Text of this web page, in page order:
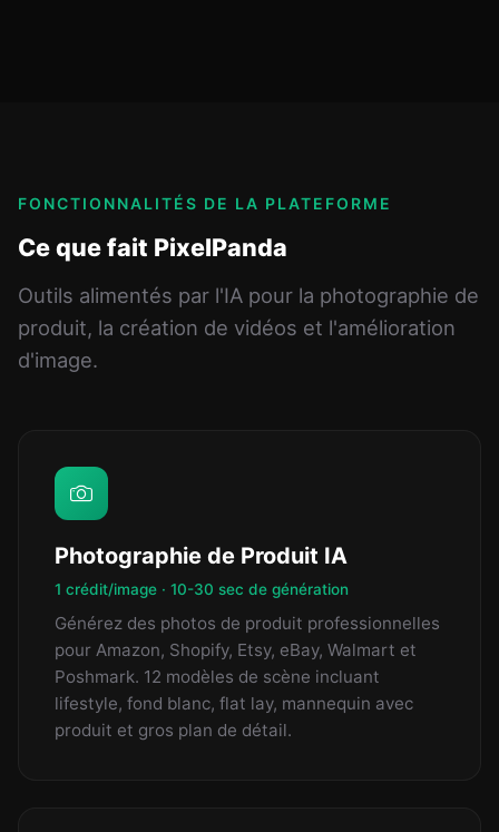
FONCTIONNALITÉS DE LA PLATEFORME
Ce que fait PixelPanda
Outils alimentés par l'IA pour la photographie de
produit, la création de vidéos et l'amélioration
d'image.
Photographie de Produit IA
1 crédit/image · 10-30 sec de génération
Générez des photos de produit professionnelles
pour Amazon, Shopify, Etsy, eBay, Walmart et
Poshmark. 12 modèles de scène incluant
lifestyle, fond blanc, flat lay, mannequin avec
produit et gros plan de détail.